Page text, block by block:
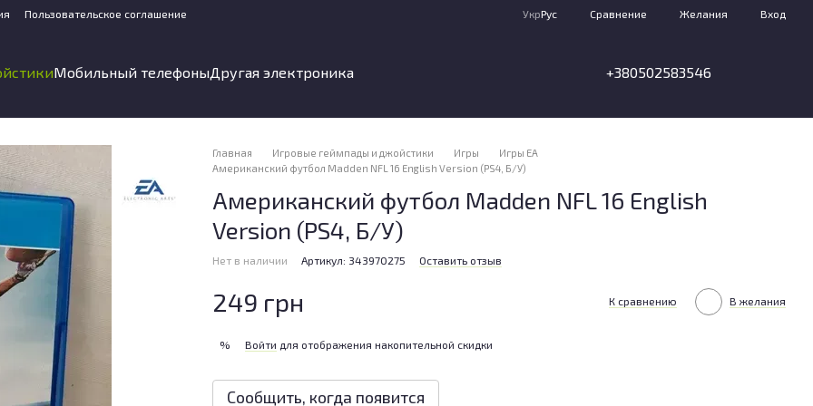
Пользовательское соглашение УкрРус Сравнение Желания Вход
Мобильный телефоныДругая электроника +380502583546
Главная Игровые геймпады и джойстики Игры
Игры EA
Американский футбол Madden NFL 16 English Version (PS4, Б/У)
Американский футбол Madden NFL 16 English
Version (PS4, Б/У)
Нет в наличии Артикул: 343970275 Оставить отзыв
249 грн К сравнению В желания
% Войти для отображения накопительной скидки
Сообщить, когда появится